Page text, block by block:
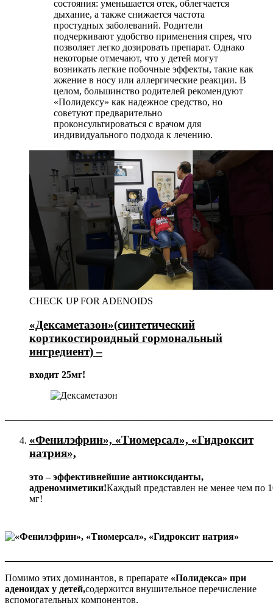
состояния: уменьшается отек, облегчается
дыхание, а также снижается частота
простудных заболеваний. Родители
подчеркивают удобство применения спрея, что
позволяет легко дозировать препарат. Однако
некоторые отмечают, что у детей могут
возникать легкие побочные эффекты, такие как
жжение в носу или аллергические реакции. В
целом, большинство родителей рекомендуют
«Полидексу» как надежное средство, но
советуют предварительно
проконсультироваться с врачом для
индивидуального подхода к лечению.
CHECK UP FOR ADENOIDS
«Дексаметазон»(синтетический
кортикостироидный гормональный
ингредиент) –
входит 25мг!
«Фенилэфрин», «Тиомерсал», «Гидроксит
натрия»,
это – эффективнейшие антиоксиданты,
адреномиметики!Каждый представлен не менее чем по
мг!
Помимо этих доминантов, в препарате «Полидекса» при
аденоидах у детей,содержится внушительное перечисление
вспомогательных компонентов.